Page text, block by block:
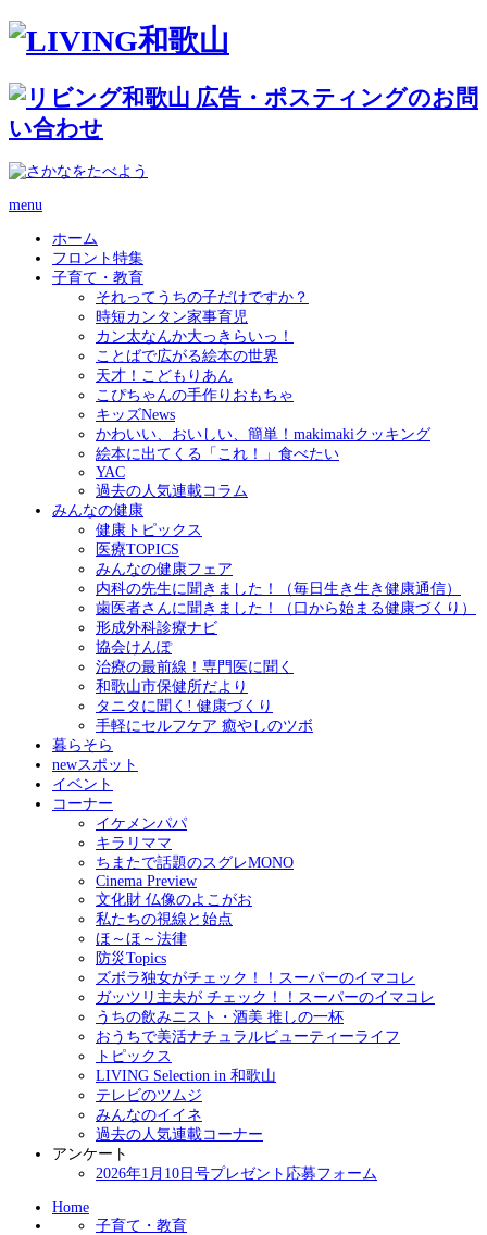
menu
ホーム
フロント特集
子育て・教育
それってうちの子だけですか？
時短カンタン家事育児
カン太なんか大っきらいっ！
ことばで広がる絵本の世界
天才！こどもりあん
こぴちゃんの手作りおもちゃ
キッズNews
かわいい、おいしい、簡単！makimakiクッキング
絵本に出てくる「これ！」食べたい
YAC
過去の人気連載コラム
みんなの健康
健康トピックス
医療TOPICS
みんなの健康フェア
内科の先生に聞きました！（毎日生き生き健康通信）
歯医者さんに聞きました！（口から始まる健康づくり）
形成外科診療ナビ
協会けんぽ
治療の最前線！専門医に聞く
和歌山市保健所だより
タニタに聞く! 健康づくり
手軽にセルフケア 癒やしのツボ
暮らそら
newスポット
イベント
コーナー
イケメンパパ
キラリママ
ちまたで話題のスグレMONO
Cinema Preview
文化財 仏像のよこがお
私たちの視線と始点
ほ～ほ～法律
防災Topics
ズボラ独女がチェック！！スーパーのイマコレ
ガッツリ主夫が チェック！！スーパーのイマコレ
うちの飲みニスト・酒美 推しの一杯
おうちで美活ナチュラルビューティーライフ
トピックス
LIVING Selection in 和歌山
テレビのツムジ
みんなのイイネ
過去の人気連載コーナー
アンケート
2026年1月10日号プレゼント応募フォーム
Home
子育て・教育